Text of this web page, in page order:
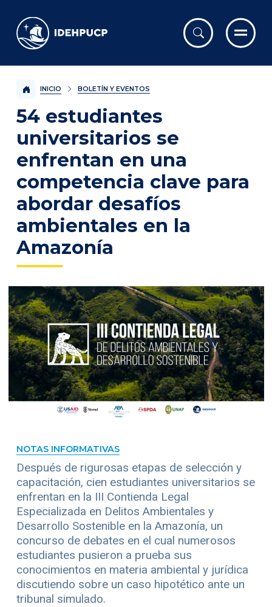
IDEHPUCP
INICIO BOLETÍN Y EVENTOS
54 estudiantes
universitarios se
enfrentan en una
competencia clave para
abordar desafíos
ambientales en la
Amazonía
NOTAS INFORMATIVAS
Después de rigurosas etapas de selección y
capacitación, cien estudiantes universitarios se
enfrentan en la III Contienda Legal
Especializada en Delitos Ambientales y
Desarrollo Sostenible en la Amazonía, un
concurso de debates en el cual numerosos
estudiantes pusieron a prueba sus
conocimientos en materia ambiental y jurídica
discutiendo sobre un caso hipotético ante un
tribunal simulado.